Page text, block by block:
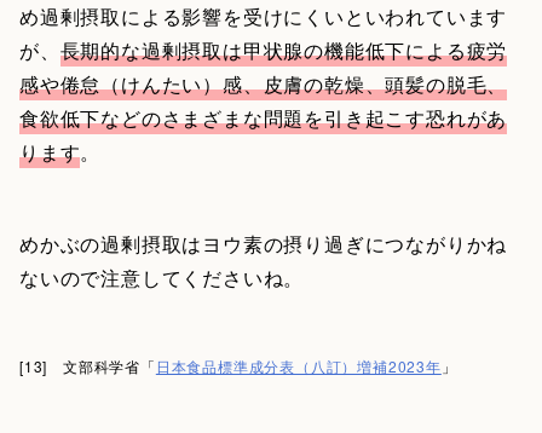
め過剰摂取による影響を受けにくいといわれています
が、 長期的な過剰摂取は甲状腺の機能低下による疲労
感や倦怠（けんたい）感、皮膚の乾燥、頭髪の脱毛、
食欲低下などのさまざまな問題を引き起こす恐れがあ
ります。
めかぶの過剰摂取はヨウ素の摂り過ぎにつながりかね
ないので注意してくださいね。
[13] 文部科学省「 日本食品標準成分表（八訂）増補2023年 」